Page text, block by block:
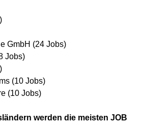
GmbH (24 Jobs)
Jobs)
(10 Jobs)
(10 Jobs)
werden die meisten JOB